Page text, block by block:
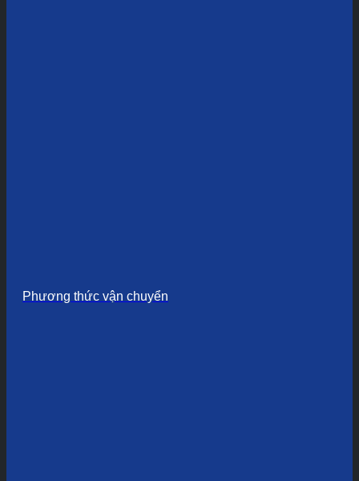
Phương thức vận chuyển